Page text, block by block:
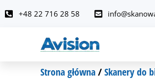
do
+48 22 716 28 58
Strona główna/Skanery do